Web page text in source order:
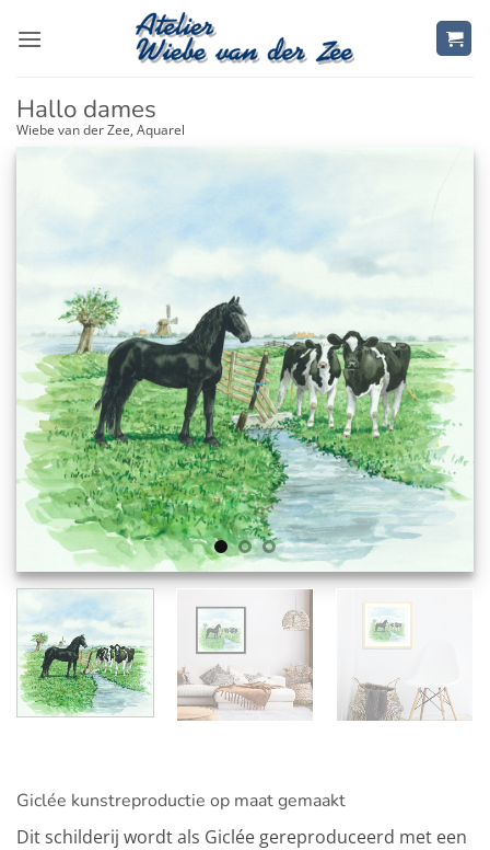
naar
Hallo dames
Wiebe van der Zee, Aquarel
Giclée kunstreproductie op maat gemaakt
Dit schilderij wordt als Giclée gereproduceerd met een